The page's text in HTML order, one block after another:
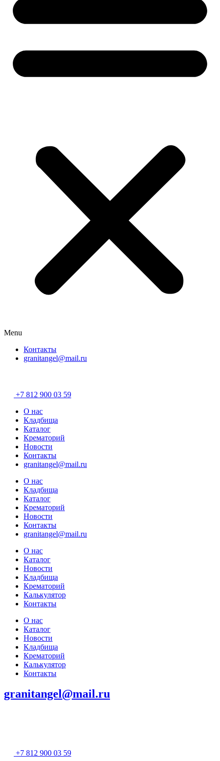
Menu
Контакты
granitangel@mail.ru
+7 812 900 03 59
О нас
Кладбища
Каталог
Крематорий
Новости
Контакты
granitangel@mail.ru
О нас
Кладбища
Каталог
Крематорий
Новости
Контакты
granitangel@mail.ru
О нас
Каталог
Новости
Кладбища
Крематорий
Калькулятор
Контакты
О нас
Каталог
Новости
Кладбища
Крематорий
Калькулятор
Контакты
granitangel@mail.ru
+7 812 900 03 59